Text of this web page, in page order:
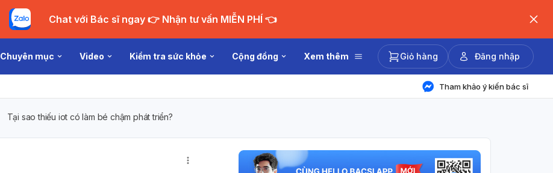
Chat với Bác sĩ ngay 👉 Nhận tư vấn MIỄN PHÍ 👈
Chuyên mục Video Kiểm tra sức khỏe Cộng đồng Xem thêm Giỏ hàng Đăng nhập
Tham khảo ý kiến bác sĩ
Tại sao thiếu iot có làm bé chậm phát triển?